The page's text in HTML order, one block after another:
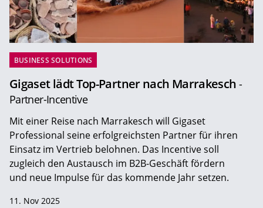
BUSINESS SOLUTIONS
Gigaset lädt Top-Partner nach Marrakesch -
Partner-Incentive
Mit einer Reise nach Marrakesch will Gigaset
Professional seine erfolgreichsten Partner für ihren
Einsatz im Vertrieb belohnen. Das Incentive soll
zugleich den Austausch im B2B-Geschäft fördern
und neue Impulse für das kommende Jahr setzen.
11. Nov 2025